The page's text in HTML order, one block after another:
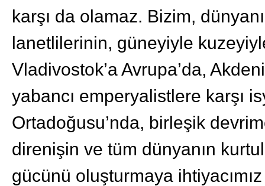
karşı da olamaz. Bizim,
lanetlilerinin, güneyiyle
Vladivostok’a Avrupa’da,
yabancı emperyalistlere karşı
Ortadoğusu’nda, birleşik
direnişin ve tüm dünyanın
gücünü oluşturmaya